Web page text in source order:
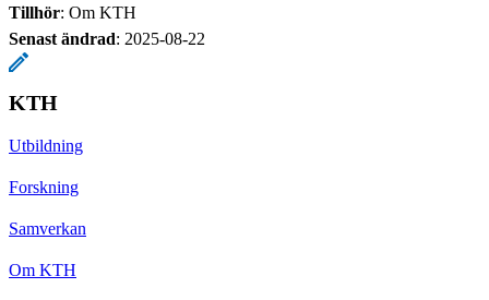
Tillhör: Om KTH
Senast ändrad: 2025-08-22
KTH
Utbildning
Forskning
Samverkan
Om KTH